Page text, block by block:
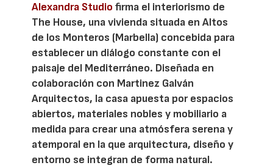
Alexandra Studio firma el interiorismo de
The House, una vivienda situada en Altos
de los Monteros (Marbella) concebida para
establecer un diálogo constante con el
paisaje del Mediterráneo. Diseñada en
colaboración con Martinez Galván
Arquitectos, la casa apuesta por espacios
abiertos, materiales nobles y mobiliario a
medida para crear una atmósfera serena y
atemporal en la que arquitectura, diseño y
entorno se integran de forma natural.